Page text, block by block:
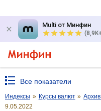
Multi от Минфин
Все показатели
Индексы » Курсы валют » Архив
9.05.2022